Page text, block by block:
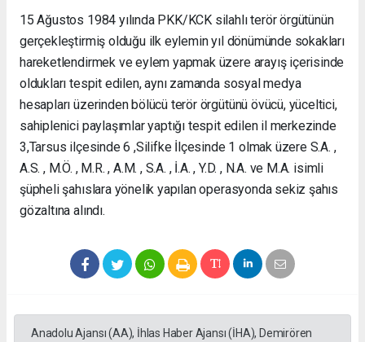
15 Ağustos 1984 yılında PKK/KCK silahlı terör örgütünün
gerçekleştirmiş olduğu ilk eylemin yıl dönümünde sokakları
hareketlendirmek ve eylem yapmak üzere arayış içerisinde
oldukları tespit edilen, aynı zamanda sosyal medya
hesapları üzerinden bölücü terör örgütünü övücü, yüceltici,
sahiplenici paylaşımlar yaptığı tespit edilen il merkezinde
3,Tarsus ilçesinde 6 ,Silifke İlçesinde 1 olmak üzere S.A. ,
A.S. , M.Ö. , M.R. , A.M. , S.A. , İ.A. , Y.D. , N.A. ve M.A. isimli
şüpheli şahıslara yönelik yapılan operasyonda sekiz şahıs
gözaltına alındı.
Anadolu Ajansı (AA), İhlas Haber Ajansı (İHA), Demirören